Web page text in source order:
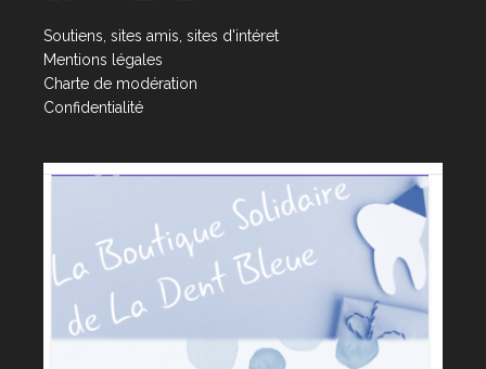
Soutiens, sites amis, sites d'intéret
Mentions légales
Charte de modération
Confidentialité